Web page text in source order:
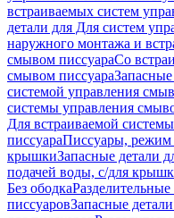
встраиваемых систем
детали для Для систем
наружного монтажа и
смывом писсуараСо
смывом писсуара
системой управления
системы управления
Для встраиваемой
писсуараПиссуары, режим
крышкиЗапасные детали
подачей воды, с/для
Без ободка
писсуаровЗапасные